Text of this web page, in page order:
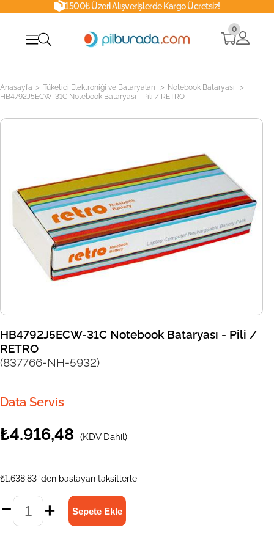
1500₺ Üzeri Alışverişlerde Kargo Ücretsiz!
0
Anasayfa > Tüketici Elektroniği ve Bataryaları > Notebook Bataryası >
HB4792J5ECW-31C Notebook Bataryası - Pili / RETRO
HB4792J5ECW-31C Notebook Bataryası - Pili /
RETRO
(837766-NH-5932)
Data Servis
₺4.916,48 (KDV Dahil)
₺1.638,83 'den başlayan taksitlerle